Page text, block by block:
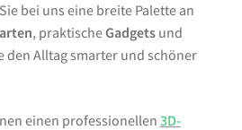
bei uns eine breite Palette an
, praktischeGadgetsund
den Alltag smarter und schöner
einen professionellen 3D-